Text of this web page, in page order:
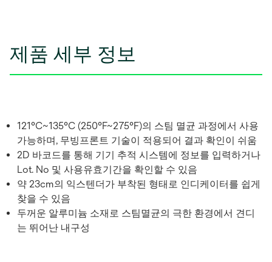
제품 세부 정보
121°C~135°C (250°F~275°F)의 스팀 멸균 과정에서 사용
가능하며, 무빙프론트 기술이 적용되어 결과 확인이 쉬움
2D 바코드를 통해 기기 추적 시스템에 정보를 입력하거나
Lot. No 및 사용유효기간을 확인할 수 있음
약 23cm의 익스텐더가 부착된 형태로 인디케이터를 쉽게
찾을 수 있음
두꺼운 알루미늄 소재로 스팀멸균의 극한 환경에서 견디
는 뛰어난 내구성